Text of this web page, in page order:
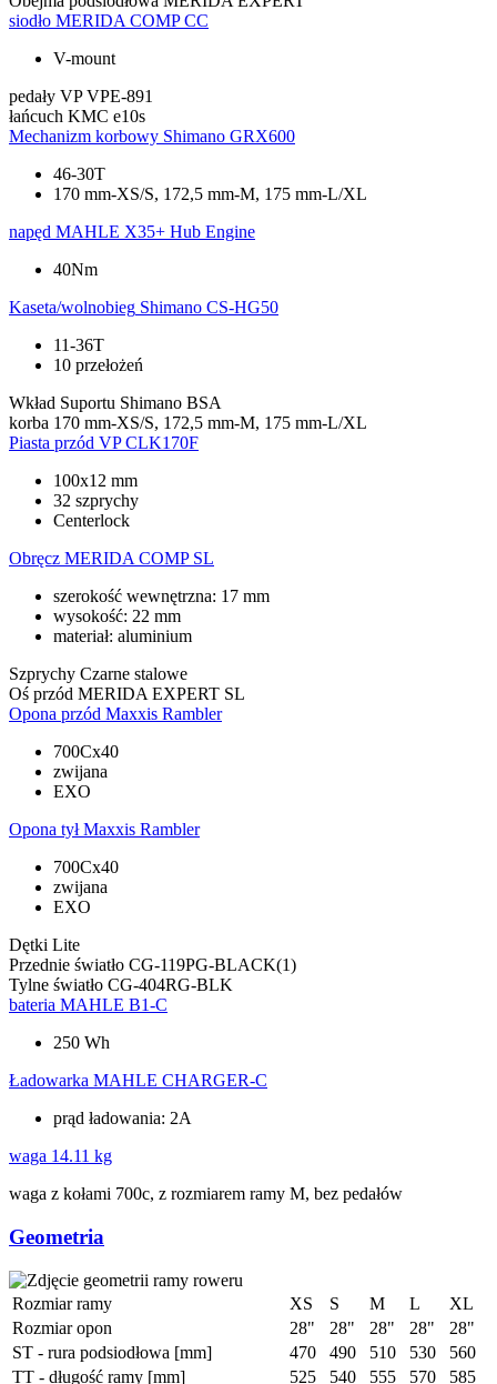
siodło MERIDA COMP CC
V-mount
pedały VP VPE-891
łańcuch KMC e10s
Mechanizm korbowy Shimano GRX600
46-30T
170 mm-XS/S, 172,5 mm-M, 175 mm-L/XL
napęd MAHLE X35+ Hub Engine
40Nm
Kaseta/wolnobieg Shimano CS-HG50
11-36T
10 przełożeń
Wkład Suportu Shimano BSA
korba 170 mm-XS/S, 172,5 mm-M, 175 mm-L/XL
Piasta przód VP CLK170F
100x12 mm
32 szprychy
Centerlock
Obręcz MERIDA COMP SL
szerokość wewnętrzna: 17 mm
wysokość: 22 mm
materiał: aluminium
Szprychy Czarne stalowe
Oś przód MERIDA EXPERT SL
Opona przód Maxxis Rambler
700Cx40
zwijana
EXO
Opona tył Maxxis Rambler
700Cx40
zwijana
EXO
Dętki Lite
Przednie światło CG-119PG-BLACK(1)
Tylne światło CG-404RG-BLK
bateria MAHLE B1-C
250 Wh
Ładowarka MAHLE CHARGER-C
prąd ładowania: 2A
waga 14.11 kg
waga z kołami 700c, z rozmiarem ramy M, bez pedałów
Geometria
Rozmiar ramy XS S M L
XL
Rozmiar opon
28" 28" 28" 28"
28"
ST - rura podsiodłowa [mm]
470 490 510 530
560
TT - długość ramy [mm]
525 540 555 570
585